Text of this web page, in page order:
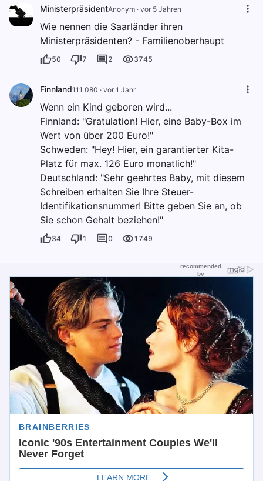
MinisterpräsidentAnonym · vor 5 Jahren
Wie nennen die Saarländer ihren
Ministerpräsidenten? - Familienoberhaupt
50 7 2 3745
Finnland111 080 · vor 1 Jahr
Wenn ein Kind geboren wird...
Finnland: "Gratulation! Hier, eine Baby-Box im
Wert von über 200 Euro!"
Schweden: "Hey! Hier, ein garantierter Kita-
Platz für max. 126 Euro monatlich!"
Deutschland: "Sehr geehrtes Baby, mit diesem
Schreiben erhalten Sie Ihre Steuer-
Identifikationsnummer! Bitte geben Sie an, ob
Sie schon Gehalt beziehen!"
34 1 0 1749